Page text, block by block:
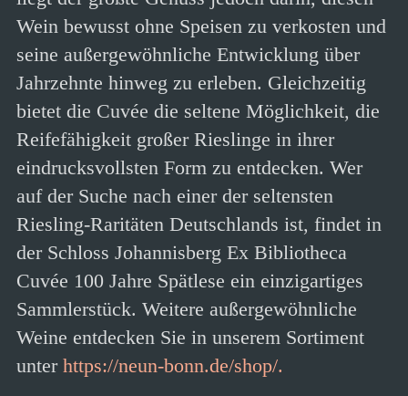
Wein bewusst ohne Speisen zu verkosten und
seine außergewöhnliche Entwicklung über
Jahrzehnte hinweg zu erleben. Gleichzeitig
bietet die Cuvée die seltene Möglichkeit, die
Reifefähigkeit großer Rieslinge in ihrer
eindrucksvollsten Form zu entdecken. Wer
auf der Suche nach einer der seltensten
Riesling-Raritäten Deutschlands ist, findet in
der Schloss Johannisberg Ex Bibliotheca
Cuvée 100 Jahre Spätlese ein einzigartiges
Sammlerstück. Weitere außergewöhnliche
Weine entdecken Sie in unserem Sortiment
unter https://neun-bonn.de/shop/.